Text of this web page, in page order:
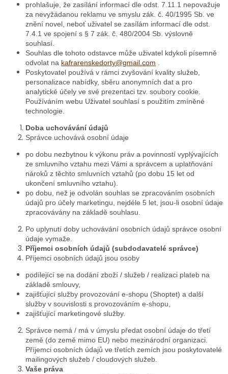
prohlašuje, že zasílání informací dle odst. 7.11.1 nepovažuje
za nevyžádanou reklamu ve smyslu zák. č. 40/1995 Sb. ve
znění novel, neboť uživatel se zasílám informací dle odst.
7.4.1 ve spojení s § 7 zák. č. 480/2004 Sb. výslovně
souhlasí.
Souhlas dle tohoto odstavce může uživatel kdykoli písemně
odvolat na kafrarenskedorty@gmail.com .
Poskytovatel používá v rámci zvyšování kvality služeb,
personalizace nabídky, sběru anonymních dat a pro
analytické účely ve své prezentaci tzv. soubory cookie.
Používáním webu Uživatel souhlasí s použitím zmíněné
technologie.
Doba uchovávání údajů
Správce uchovává osobní údaje
po dobu nezbytnou k výkonu práv a povinností vyplývajících
ze smluvního vztahu mezi Vámi a správcem a uplatňování
nároků z těchto smluvních vztahů (po dobu 15 let od
ukončení smluvního vztahu).
po dobu, než je odvolán souhlas se zpracováním osobních
údajů pro účely marketingu, nejdéle 5 let, jsou-li osobní údaje
zpracovávány na základě souhlasu.
Po uplynutí doby uchovávání osobních údajů správce osobní
údaje vymaže.
Příjemci osobních údajů (subdodavatelé správce)
Příjemci osobních údajů jsou osoby
podílející se na dodání zboží / služeb / realizaci plateb na
základě smlouvy,
zajišťující služby provozování e-shopu (Shoptet) a další
služby v souvislosti s provozováním e-shopu,
zajišťující marketingové služby.
Správce nemá / má v úmyslu předat osobní údaje do třetí
země (do země mimo EU) nebo mezinárodní organizaci.
Příjemci osobních údajů ve třetích zemích jsou poskytovatelé
mailingových služeb / cloudových služeb.
Vaše práva